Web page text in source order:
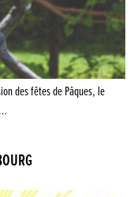
des fêtes de Pâques, le